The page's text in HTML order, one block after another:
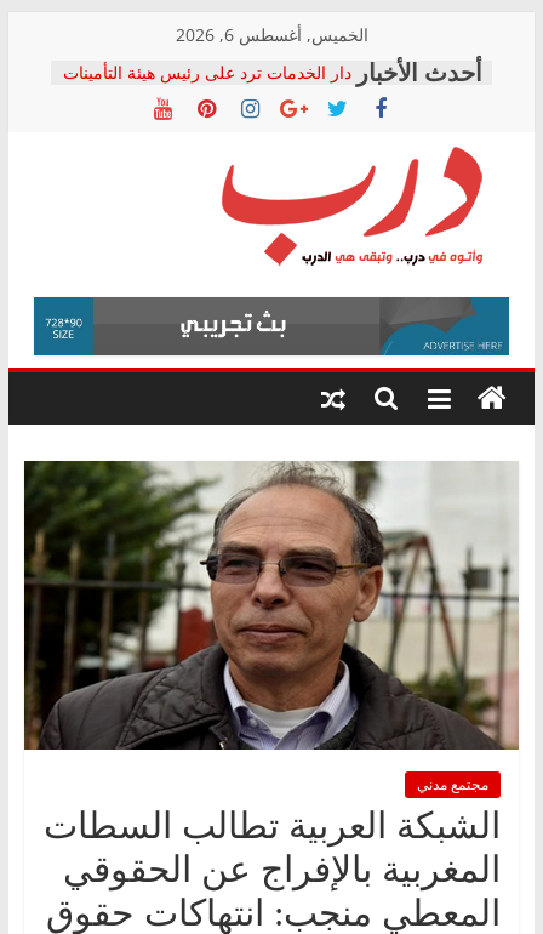
content
الخميس, أغسطس 6, 2026
دار الخدمات ترد على رئيس هيئة التأمينات
بعد مؤتمره الصحفي: إنكار الأزمة لا ينهي
معاناة أصحاب المعاشات.. ونطالب بكشف
فرحات سليمان يكتب: القطاع الصحي إلى
أين؟
حزب التحالف الشعبي يطلق لجنة “الحق
في الصحة” بالإسكندرية لرصد الانتهاكات
ودعم المرضى
الوزاري لمدينة الصحفيين.. وانتهاء أعمال
إنشاء المبنى الإداري
المجلس القومي لحقوق الإنسان يعلن
متابعة قضية الدكتور محمد زهران.. ويؤكد:
قرينة البراءة وضمانات المحاكمة العادلة
درب
وأتوه
درب..
وتبقى
هي
مجتمع مدني
الشبكة العربية تطالب السطات
المغربية بالإفراج عن الحقوقي
المعطي منجب: انتهاكات حقوق